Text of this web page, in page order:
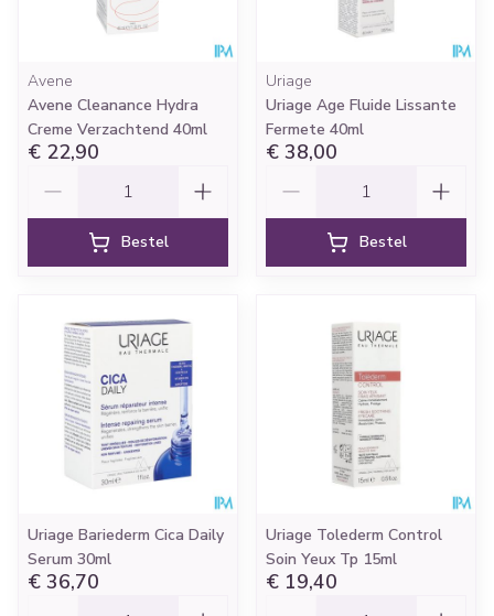
Avene
Avene Cleanance Hydra
Creme Verzachtend 40ml
€ 22,90
Bestel
Uriage
Uriage Age Fluide Lissante
Fermete 40ml
€ 38,00
Bestel
Uriage Bariederm Cica Daily
Serum 30ml
€ 36,70
Uriage Tolederm Control
Soin Yeux Tp 15ml
€ 19,40